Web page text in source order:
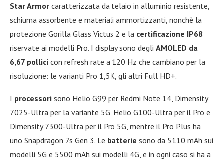
Star Armor caratterizzata da telaio in alluminio resistente,
schiuma assorbente e materiali ammortizzanti, nonchè la
protezione Gorilla Glass Victus 2 e la certificazione IP68
riservate ai modelli Pro. I display sono degli AMOLED da
6,67 pollici con refresh rate a 120 Hz che cambiano per la
risoluzione: le varianti Pro 1,5K, gli altri Full HD+.
I processori sono Helio G99 per Redmi Note 14, Dimensity
7025-Ultra per la variante 5G, Helio G100-Ultra per il Pro e
Dimensity 7300-Ultra per il Pro 5G, mentre il Pro Plus ha
uno Snapdragon 7s Gen 3. Le batterie sono da 5110 mAh sui
modelli 5G e 5500 mAh sui modelli 4G, e in ogni caso si ha a